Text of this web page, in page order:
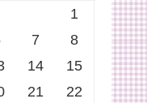
1
7
8
14
15
21
22